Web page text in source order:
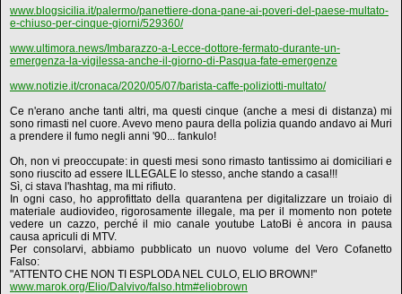
www.blogsicilia.it/palermo/panettiere-dona-pane-ai-poveri-del-paese-multato-
e-chiuso-per-cinque-giorni/529360/
www.ultimora.news/Imbarazzo-a-Lecce-dottore-fermato-durante-un-
emergenza-la-vigilessa-anche-il-giorno-di-Pasqua-fate-emergenze
www.notizie.it/cronaca/2020/05/07/barista-caffe-poliziotti-multato/
Ce n'erano anche tanti altri, ma questi cinque (anche a mesi di distanza) mi
sono rimasti nel cuore. Avevo meno paura della polizia quando andavo ai Muri
a prendere il fumo negli anni '90... fankulo!
Oh, non vi preoccupate: in questi mesi sono rimasto tantissimo ai domiciliari e
sono riuscito ad essere ILLEGALE lo stesso, anche stando a casa!!!
Sì, ci stava l'hashtag, ma mi rifiuto.
In ogni caso, ho approfittato della quarantena per digitalizzare un troiaio di
materiale audiovideo, rigorosamente illegale, ma per il momento non potete
vedere un cazzo, perché il mio canale youtube LatoBi è ancora in pausa
causa apriculi di MTV.
Per consolarvi, abbiamo pubblicato un nuovo volume del Vero Cofanetto
Falso:
"ATTENTO CHE NON TI ESPLODA NEL CULO, ELIO BROWN!"
www.marok.org/Elio/Dalvivo/falso.htm#eliobrown